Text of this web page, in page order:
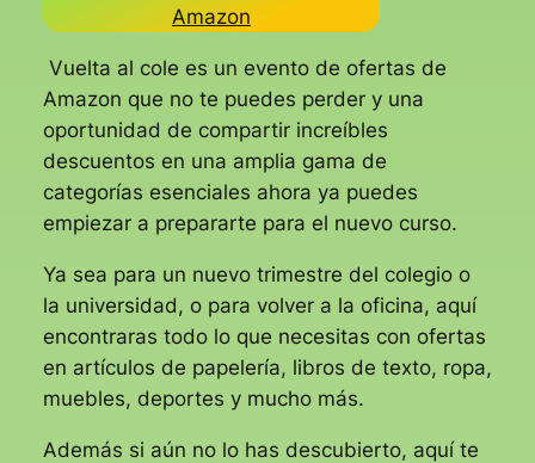
Amazon
Vuelta al cole es un evento de ofertas de
Amazon que no te puedes perder y una
oportunidad de compartir increíbles
descuentos en una amplia gama de
categorías esenciales ahora ya puedes
empiezar a prepararte para el nuevo curso.
Ya sea para un nuevo trimestre del colegio o
la universidad, o para volver a la oficina, aquí
encontraras todo lo que necesitas con ofertas
en artículos de papelería, libros de texto, ropa,
muebles, deportes y mucho más.
Además si aún no lo has descubierto, aquí te